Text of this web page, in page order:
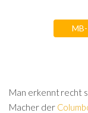
Man erkennt recht
Macher der